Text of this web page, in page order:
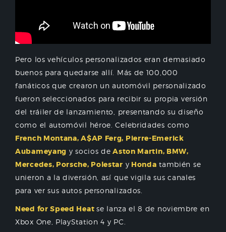
Pero los vehículos personalizados eran demasiado
buenos para quedarse allí. Más de 100,000
fanáticos que crearon un automóvil personalizado
fueron seleccionados para recibir su propia versión
del tráiler de lanzamiento, presentando su diseño
como el automóvil héroe. Celebridades como
French Montana, A$AP Ferg, Pierre-Emerick
Aubameyang y socios de Aston Martin, BMW,
Mercedes, Porsche, Polestar y Honda también se
unieron a la diversión, así que vigila sus canales
para ver sus autos personalizados.
Need for Speed Heat se lanza el 8 de noviembre en
Xbox One, PlayStation 4 y PC.